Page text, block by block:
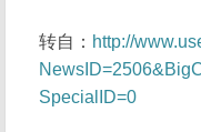
转自： http://
SpecialID=0